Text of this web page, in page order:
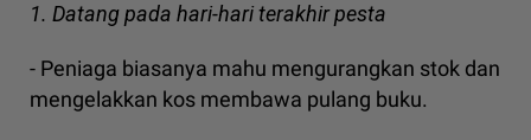
1. Datang pada hari-hari terakhir pesta
- Peniaga biasanya mahu mengurangkan stok dan
mengelakkan kos membawa pulang buku.